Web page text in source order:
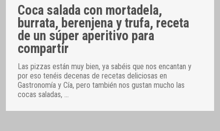
Coca salada con mortadela,
burrata, berenjena y trufa, receta
de un súper aperitivo para
compartir
Las pizzas están muy bien, ya sabéis que nos encantan y
por eso tenéis decenas de recetas deliciosas en
Gastronomía y Cía, pero también nos gustan mucho las
cocas saladas, …